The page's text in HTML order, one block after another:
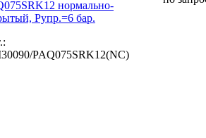
нормально-
Рупр.=6 бар.
PAQ075SRK12(NC)